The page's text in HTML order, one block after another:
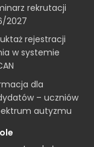
rekrutacji
2027
rejestracji
w systemie
dla
– uczniów
autyzmu